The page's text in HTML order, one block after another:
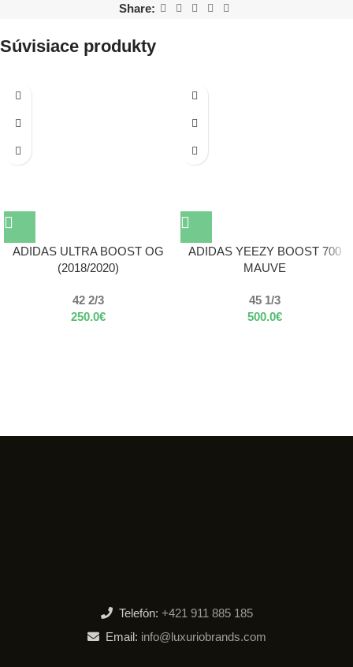
Share:
Súvisiace produkty
ADIDAS ULTRA BOOST OG
(2018/2020)
42 2/3
250.0€
ADIDAS YEEZY BOOST 700
MAUVE
45 1/3
500.0€
Telefón: +421 911 885 185
Email: info@luxuriobrands.com